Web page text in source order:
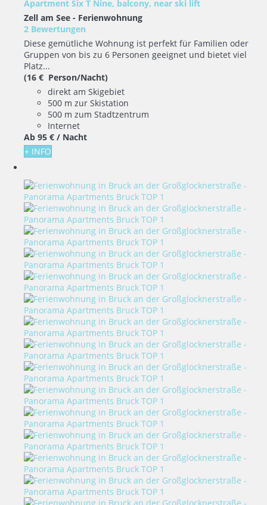
Apartment Six T Nine, balcony, near ski lift
Zell am See - Ferienwohnung
2 Bewertungen
Diese gemütliche Wohnung ist perfekt für Familien oder
Gruppen von bis zu 6 Personen geeignet und bietet viel
Platz...
(16 € Person/Nacht)
direkt am Skigebiet
500 m zur Skistation
500 m zum Stadtzentrum
Internet
Ab 95 € / Nacht
+ INFO